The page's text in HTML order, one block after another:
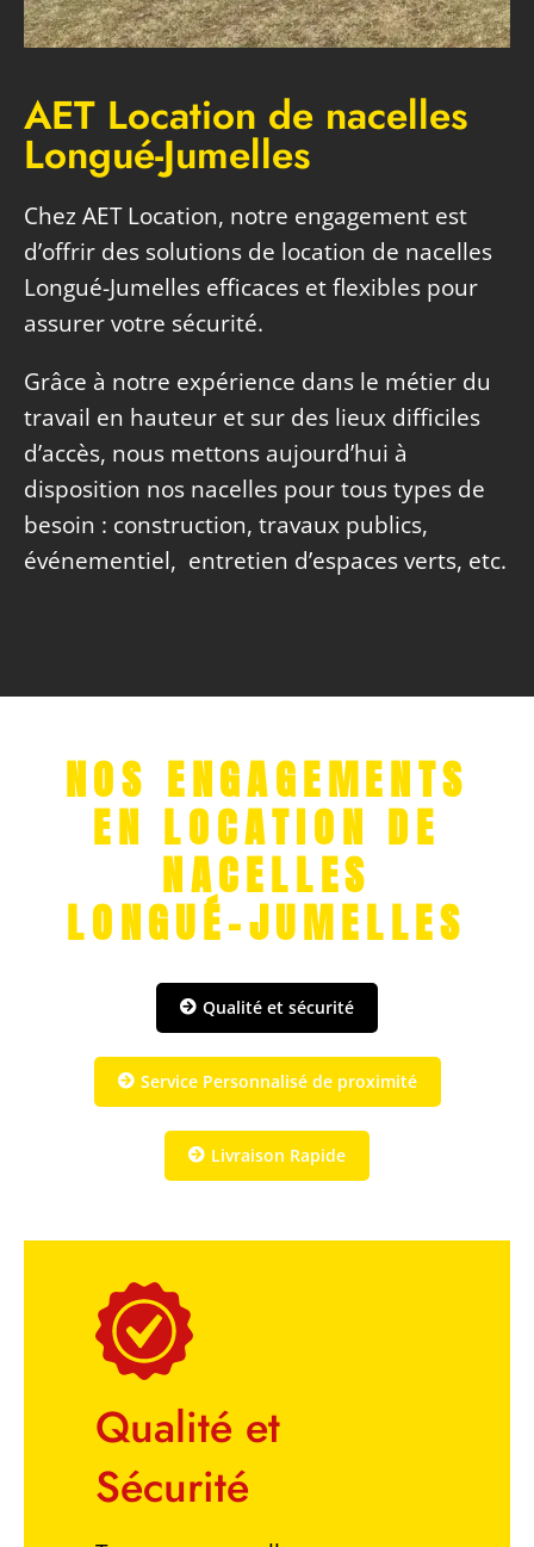
AET Location de nacelles
Longué-Jumelles
Chez AET Location, notre engagement est
d’offrir des solutions de location de nacelles
Longué-Jumelles efficaces et flexibles pour
assurer votre sécurité.
Grâce à notre expérience dans le métier du
travail en hauteur et sur des lieux difficiles
d’accès, nous mettons aujourd’hui à
disposition nos nacelles pour tous types de
besoin : construction, travaux publics,
événementiel, entretien d’espaces verts, etc.
NOS ENGAGEMENTS
EN LOCATION DE
NACELLES
LONGUÉ-JUMELLES
Qualité et sécurité
Service Personnalisé de proximité
Livraison Rapide
Qualité et
Sécurité